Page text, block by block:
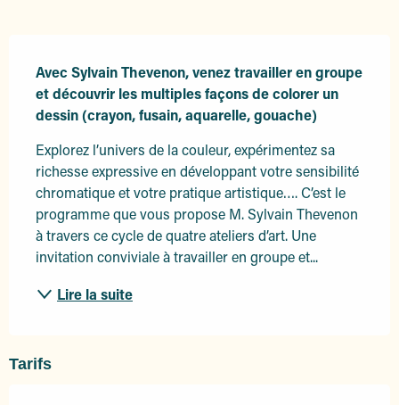
Avec Sylvain Thevenon, venez travailler en groupe
et découvrir les multiples façons de colorer un
dessin (crayon, fusain, aquarelle, gouache)
Explorez l’univers de la couleur, expérimentez sa
richesse expressive en développant votre sensibilité
chromatique et votre pratique artistique…. C’est le
programme que vous propose M. Sylvain Thevenon
à travers ce cycle de quatre ateliers d’art. Une
invitation conviviale à travailler en groupe et...
Lire la suite
Tarifs